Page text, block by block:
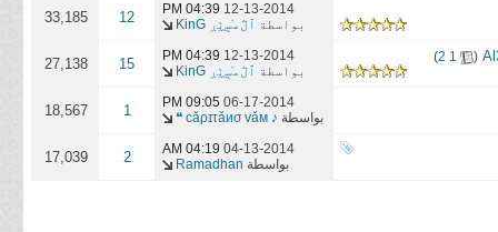
12-13-2014
04:39 PM
بواسطة ٱڷﻣ̝̚ﺳ̭͠ٺڔ KinG 12
33,185
(
1
2
)
12-13-2014
04:39 PM
بواسطة ٱڷﻣ̝̚ﺳ̭͠ٺڔ KinG 15
27,138
06-17-2014
09:05 PM
بواسطة ♪ cǎρɪτǎиσ vǎм ❝
1
18,567
04-13-2014
04:19 AM
بواسطة Ramadhan
2
17,039